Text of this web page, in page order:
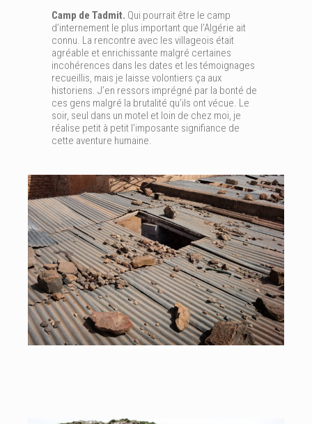
Camp de Tadmit. Qui pourrait être le camp
d’internement le plus important que l’Algérie ait
connu. La rencontre avec les villageois était
agréable et enrichissante malgré certaines
incohérences dans les dates et les témoignages
recueillis, mais je laisse volontiers ça aux
historiens. J’en ressors imprégné par la bonté de
ces gens malgré la brutalité qu’ils ont vécue. Le
soir, seul dans un motel et loin de chez moi, je
réalise petit à petit l’imposante signifiance de
cette aventure humaine.